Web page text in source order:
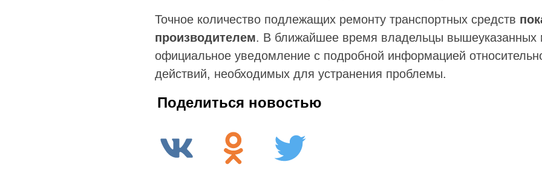
Точное количество подлежащих ремонту транспортных средств
производителем. В ближайшее время владельцы вышеуказанных
официальное уведомление с подробной информацией
действий, необходимых для устранения проблемы.
Поделиться новостью